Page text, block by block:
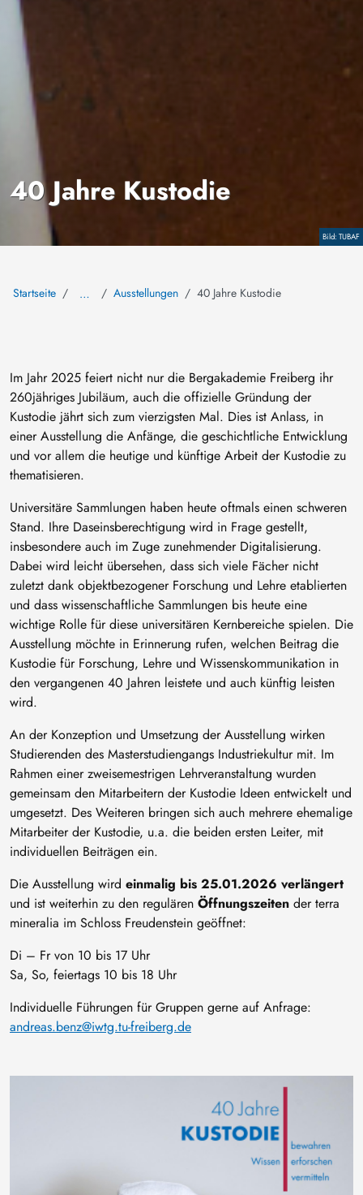
Copyright
TUBAF
40 Jahre Kustodie
Startseite … Ausstellungen 40 Jahre Kustodie
Im Jahr 2025 feiert nicht nur die Bergakademie Freiberg ihr
260jähriges Jubiläum, auch die offizielle Gründung der
Kustodie jährt sich zum vierzigsten Mal. Dies ist Anlass, in
einer Ausstellung die Anfänge, die geschichtliche Entwicklung
und vor allem die heutige und künftige Arbeit der Kustodie zu
thematisieren.
Universitäre Sammlungen haben heute oftmals einen schweren
Stand. Ihre Daseinsberechtigung wird in Frage gestellt,
insbesondere auch im Zuge zunehmender Digitalisierung.
Dabei wird leicht übersehen, dass sich viele Fächer nicht
zuletzt dank objektbezogener Forschung und Lehre etablierten
und dass wissenschaftliche Sammlungen bis heute eine
wichtige Rolle für diese universitären Kernbereiche spielen. Die
Ausstellung möchte in Erinnerung rufen, welchen Beitrag die
Kustodie für Forschung, Lehre und Wissenskommunikation in
den vergangenen 40 Jahren leistete und auch künftig leisten
wird.
An der Konzeption und Umsetzung der Ausstellung wirken
Studierenden des Masterstudiengangs Industriekultur mit. Im
Rahmen einer zweisemestrigen Lehrveranstaltung wurden
gemeinsam den Mitarbeitern der Kustodie Ideen entwickelt und
umgesetzt. Des Weiteren bringen sich auch mehrere ehemalige
Mitarbeiter der Kustodie, u.a. die beiden ersten Leiter, mit
individuellen Beiträgen ein.
Die Ausstellung wird einmalig bis 25.01.2026 verlängert
und ist weiterhin zu den regulären Öffnungszeiten der terra
mineralia im Schloss Freudenstein geöffnet:
Di – Fr von 10 bis 17 Uhr
Sa, So, feiertags 10 bis 18 Uhr
Individuelle Führungen für Gruppen gerne auf Anfrage:
andreas.benz@iwtg.tu-freiberg.de